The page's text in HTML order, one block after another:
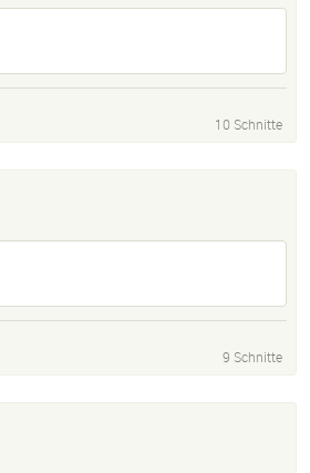
10 Schnitte
9 Schnitte